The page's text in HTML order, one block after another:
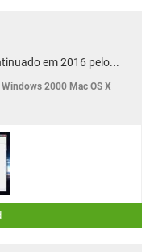
em 2016 pelo...
2000 Mac OS X